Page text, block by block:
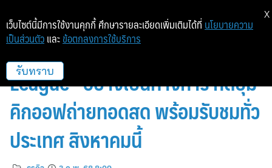
“JAS” เซ็นสัญญา “Premier
League” อย่างเป็นทางการ กดปุ่ม
คิกออฟถ่ายทอดสด พร้อมรับชมทั่ว
ประเทศ สิงหาคมนี้
เว็บไซต์นี้มีการใช้งานคุกกี้ ศึกษารายละเอียดเพิ่มเติมได้ที่ นโยบายความ
เป็นส่วนตัว และ ข้อตกลงการใช้บริการ
รับทราบ
X